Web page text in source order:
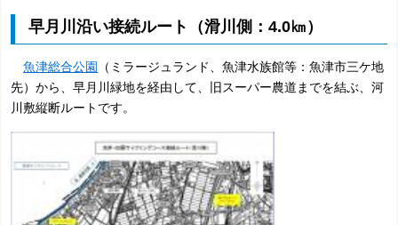
早月川沿い接続ルート（滑川側：4.0㎞）
魚津総合公園
（ミラージュランド、魚津水族館等：魚津市三ケ地
先）から、早月川緑地を経由して、旧スーパー農道までを結ぶ、河
川敷縦断ルートです。